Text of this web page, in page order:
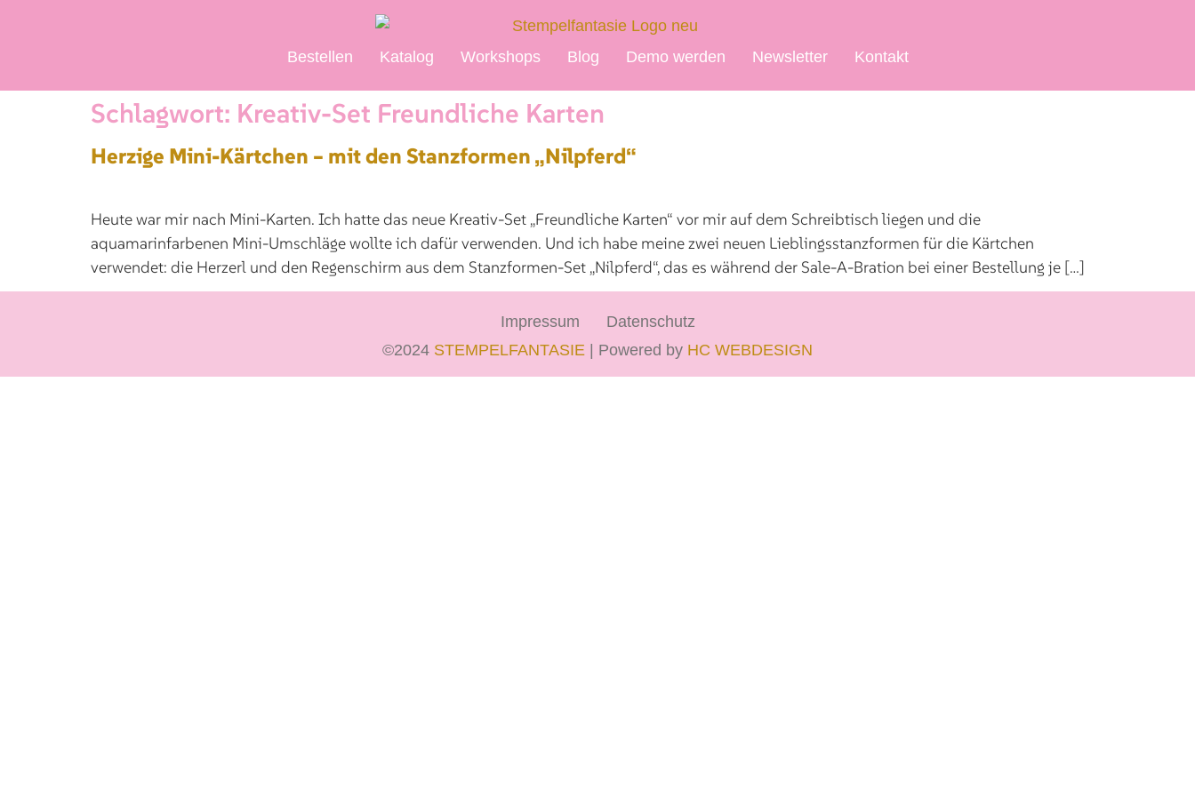
Bestellen Katalog Workshops Blog Demo werden Newsletter Kontakt
Schlagwort: Kreativ-Set Freundliche Karten
Herzige Mini-Kärtchen – mit den Stanzformen „Nilpferd“
Heute war mir nach Mini-Karten. Ich hatte das neue Kreativ-Set „Freundliche Karten“ vor mir auf dem Schreibtisch liegen und die
aquamarinfarbenen Mini-Umschläge wollte ich dafür verwenden. Und ich habe meine zwei neuen Lieblingsstanzformen für die Kärtchen
verwendet: die Herzerl und den Regenschirm aus dem Stanzformen-Set „Nilpferd“, das es während der Sale-A-Bration bei einer Bestellung je […]
Impressum
Datenschutz
©2024 STEMPELFANTASIE | Powered by HC WEBDESIGN